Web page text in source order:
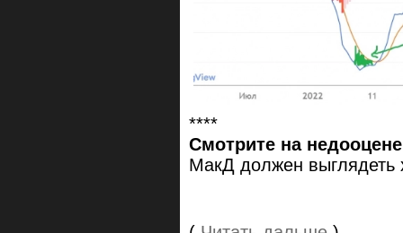
****
Смотрите на
МакД должен выглядеть